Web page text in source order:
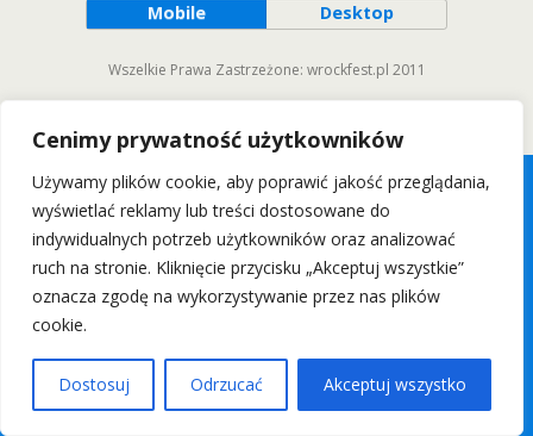
Cenimy prywatność użytkowników
Używamy plików cookie, aby poprawić jakość przeglądania,
wyświetlać reklamy lub treści dostosowane do
indywidualnych potrzeb użytkowników oraz analizować
ruch na stronie. Kliknięcie przycisku „Akceptuj wszystkie”
oznacza zgodę na wykorzystywanie przez nas plików
cookie.
Dostosuj Odrzucać Akceptuj wszystko
Mobile Desktop
Wszelkie Prawa Zastrzeżone: wrockfest.pl 2011